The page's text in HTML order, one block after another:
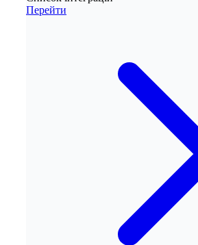
Перейти